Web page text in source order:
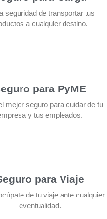
seguridad de transportar tus
a cualquier destino.
para PyME
mejor seguro para cuidar de tu
y tus empleados.
para Viaje
de tu viaje ante cualquier
eventualidad.